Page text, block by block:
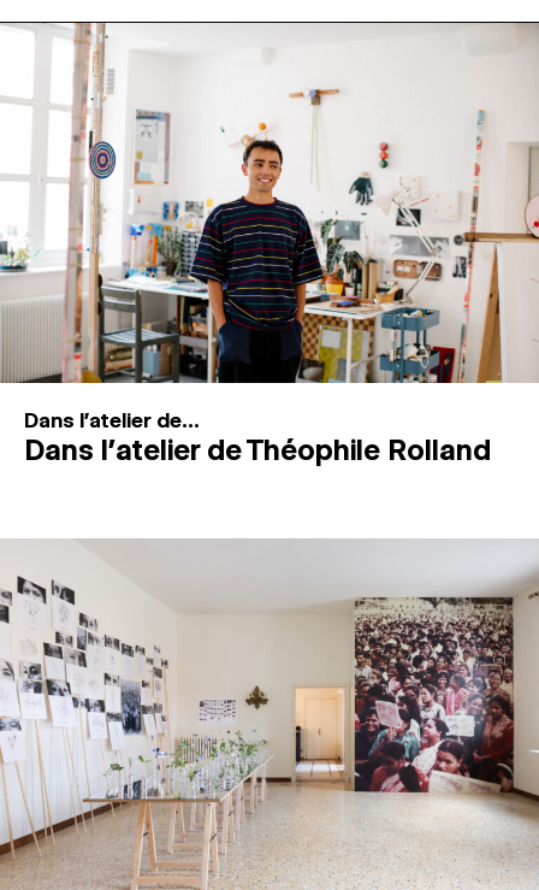
PROGRAMMATION
MAGAZINE
ESPACES DE PRATIQUE ARTISTIQUE ↓
Recherche
Connexion
Dans l'atelier de...
Dans l’atelier de Théophile Rolland